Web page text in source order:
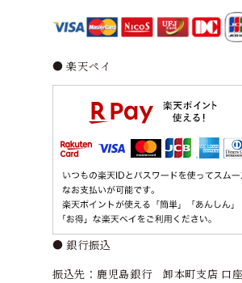
● 楽天ペイ
● 銀行振込
振込先：鹿児島銀行 卸本町支店 口